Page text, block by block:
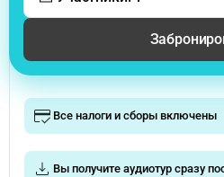
Все налоги и сборы включены
Вы получите аудиотур сразу